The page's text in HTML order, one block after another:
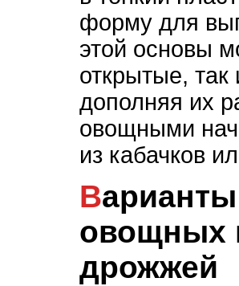
форму для
этой основы
открытые, так
дополняя их
овощными
из кабачков
Варианты теста для
овощных
дрожжей